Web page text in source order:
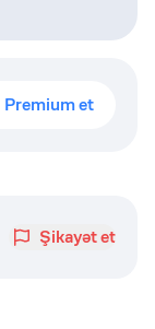
Premium et
Şikayət et